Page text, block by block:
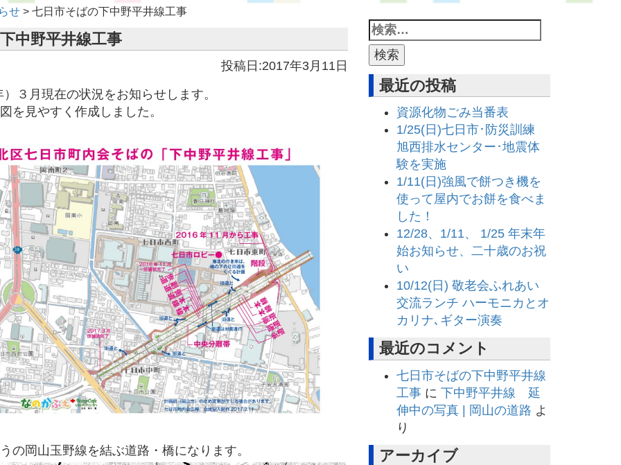
せ > 七日市そばの下中野平井線工事
中野平井線工事
投稿日:2017年3月11日
３月現在の状況をお知らせします。
を見やすく作成しました。
の岡山玉野線を結ぶ道路・橋になります。
最近の投稿
資源化物ごみ当番表
1/25(日)七日市･防災訓練
旭西排水センター･地震体
験を実施
1/11(日)強風で餅つき機を
使って屋内でお餅を食べま
した！
12/28、1/11、 1/25 年末年
始お知らせ、二十歳のお祝
い
10/12(日) 敬老会ふれあい
交流ランチ ハーモニカとオ
カリナ､ギター演奏
最近のコメント
七日市そばの下中野平井線
工事に 下中野平井線 延
伸中の写真 | 岡山の道路 よ
り
アーカイブ